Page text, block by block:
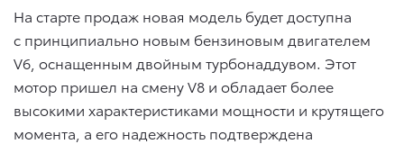
На старте продаж новая модель будет доступна
с принципиально новым бензиновым двигателем
V6, оснащенным двойным турбонаддувом. Этот
мотор пришел на смену V8 и обладает более
высокими характеристиками мощности и крутящего
момента, а его надежность подтверждена